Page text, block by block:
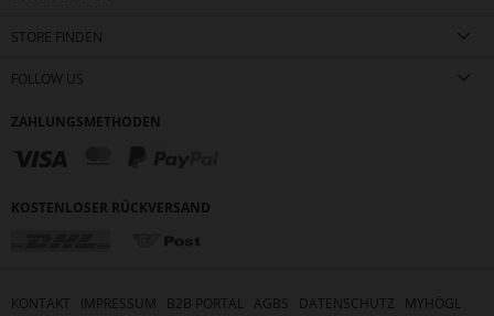
STORE FINDEN
FOLLOW US
ZAHLUNGSMETHODEN
KOSTENLOSER RÜCKVERSAND
KONTAKT IMPRESSUM B2B PORTAL AGBS DATENSCHUTZ MYHÖGL